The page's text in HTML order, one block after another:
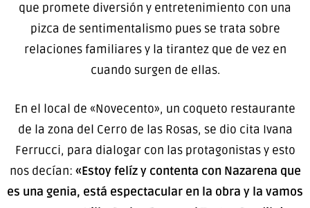
que promete diversión y entretenimiento con una
pizca de sentimentalismo pues se trata sobre
relaciones familiares y la tirantez que de vez en
cuando surgen de ellas.
En el local de «Novecento», un coqueto restaurante
de la zona del Cerro de las Rosas, se dio cita Ivana
Ferrucci, para dialogar con las protagonistas y esto
nos decían: «Estoy felíz y contenta con Nazarena que
es una genia, está espectacular en la obra y la vamos